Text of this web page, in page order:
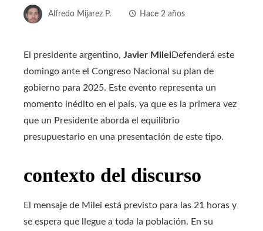
Alfredo Mijarez P. Hace 2 años
El presidente argentino, Javier MileiDefenderá este
domingo ante el Congreso Nacional su plan de
gobierno para 2025. Este evento representa un
momento inédito en el país, ya que es la primera vez
que un Presidente aborda el equilibrio
presupuestario en una presentación de este tipo.
contexto del discurso
El mensaje de Milei está previsto para las 21 horas y
se espera que llegue a toda la población. En su